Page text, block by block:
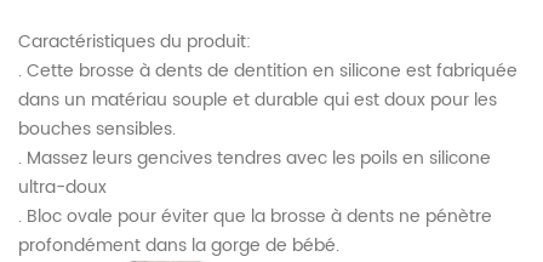
Caractéristiques du produit:
. Cette brosse à dents de dentition en silicone est fabriquée
dans un matériau souple et durable qui est doux pour les
bouches sensibles.
. Massez leurs gencives tendres avec les poils en silicone
ultra-doux
. Bloc ovale pour éviter que la brosse à dents ne pénètre
profondément dans la gorge de bébé.